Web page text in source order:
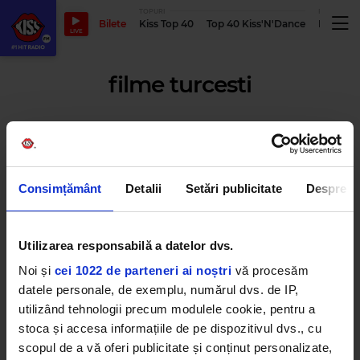
Consimțământ Detalii Setări publicitate Despre
Utilizarea responsabilă a datelor dvs.
Noi și cei 1022 de parteneri ai noștri vă procesăm
datele personale, de exemplu, numărul dvs. de IP,
utilizând tehnologii precum modulele cookie, pentru a
stoca și accesa informațiile de pe dispozitivul dvs., cu
scopul de a vă oferi publicitate și conținut personalizate,
LIVE
Bilete Kiss Top 40 Top 40 Kiss'N'Dance
filme turcesti
se lansează un film turcesc de
excepție, pe Netflix
JOI, 11 MARTIE 2021
FOTO | Cei mai sexy actori din
filmele turcești. Votează-ți
favoritul!
MARȚI, 13 OCTOMBRIE 2020